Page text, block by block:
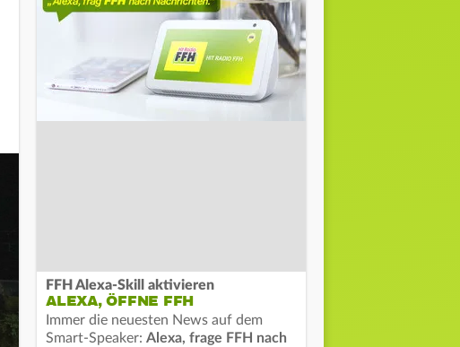
FFH Alexa-Skill aktivieren
ALEXA, ÖFFNE FFH
Immer die neuesten News auf dem
Smart-Speaker: Alexa, frage FFH nach